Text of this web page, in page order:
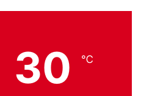
c
30 ℃